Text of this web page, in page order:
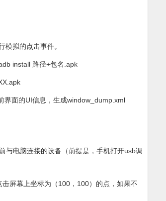
拟的点击事件。
install 路径+包名.apk
面的UI信息，生成window_dump.xml
脑连接的设备（前提是，手机打开usb调
幕上坐标为（100，100）的点，如果不